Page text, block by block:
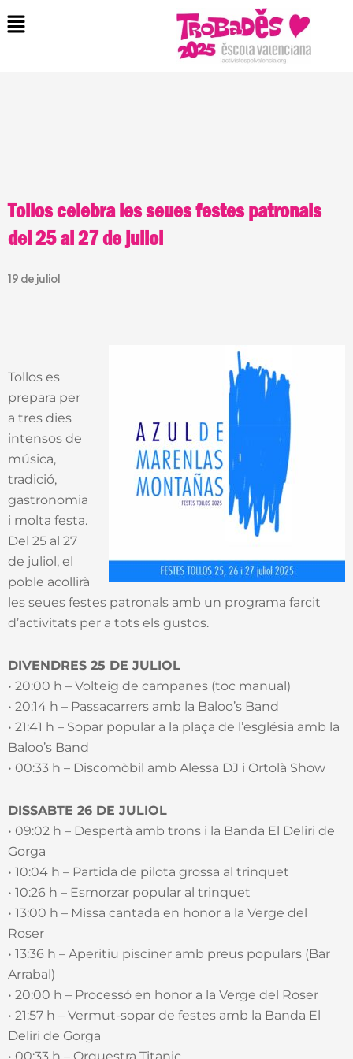
Vés
al
Menu
Tollos celebra les seues festes patronals
del 25 al 27 de juliol
19 de juliol
Tollos es
prepara per
a tres dies
intensos de
música,
tradició,
gastronomia
i molta festa.
Del 25 al 27
de juliol, el
poble acollirà
les seues festes patronals amb un programa farcit
d’activitats per a tots els gustos.
DIVENDRES 25 DE JULIOL
• 20:00 h – Volteig de campanes (toc manual)
• 20:14 h – Passacarrers amb la Baloo’s Band
• 21:41 h – Sopar popular a la plaça de l’església amb la
Baloo’s Band
• 00:33 h – Discomòbil amb Alessa DJ i Ortolà Show
DISSABTE 26 DE JULIOL
• 09:02 h – Despertà amb trons i la Banda El Deliri de
Gorga
• 10:04 h – Partida de pilota grossa al trinquet
• 10:26 h – Esmorzar popular al trinquet
• 13:00 h – Missa cantada en honor a la Verge del
Roser
• 13:36 h – Aperitiu pisciner amb preus populars (Bar
Arrabal)
• 20:00 h – Processó en honor a la Verge del Roser
• 21:57 h – Vermut-sopar de festes amb la Banda El
Deliri de Gorga